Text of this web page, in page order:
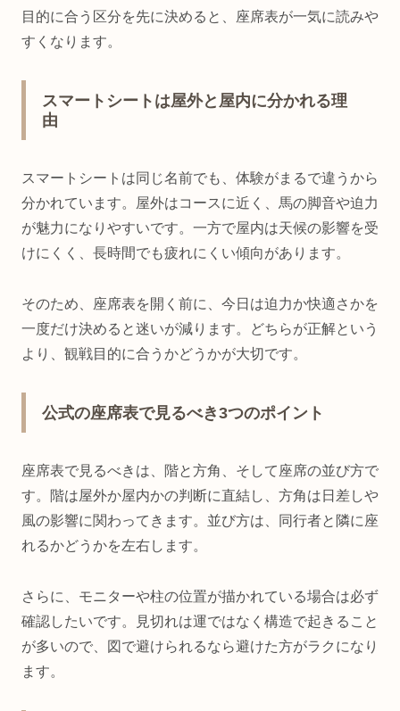
目的に合う区分を先に決めると、座席表が一気に読みや
すくなります。
スマートシートは屋外と屋内に分かれる理
由
スマートシートは同じ名前でも、体験がまるで違うから
分かれています。屋外はコースに近く、馬の脚音や迫力
が魅力になりやすいです。一方で屋内は天候の影響を受
けにくく、長時間でも疲れにくい傾向があります。
そのため、座席表を開く前に、今日は迫力か快適さかを
一度だけ決めると迷いが減ります。どちらが正解という
より、観戦目的に合うかどうかが大切です。
公式の座席表で見るべき3つのポイント
座席表で見るべきは、階と方角、そして座席の並び方で
す。階は屋外か屋内かの判断に直結し、方角は日差しや
風の影響に関わってきます。並び方は、同行者と隣に座
れるかどうかを左右します。
さらに、モニターや柱の位置が描かれている場合は必ず
確認したいです。見切れは運ではなく構造で起きること
が多いので、図で避けられるなら避けた方がラクになり
ます。